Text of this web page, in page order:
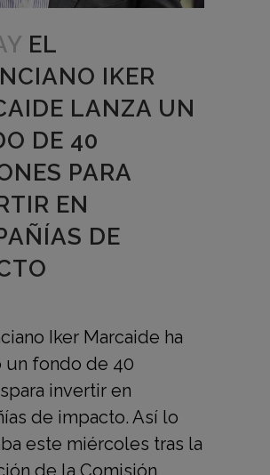
EL
IKER
LANZA UN
DE 40
PARA
EN
DE
Iker Marcaide ha
un fondo de 40
invertir en
de impacto. Así lo
este miércoles tras la
de la Comisión